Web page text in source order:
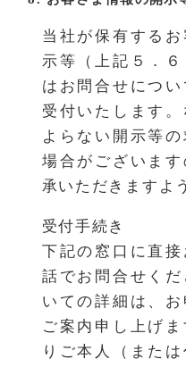
当社が保有する
示等（上記５．
はお問合せにつ
受付いたします
よらない開示等
場合がございま
承いただきますよ
受付手続き
下記の窓口に直
話でお問合せく
いての詳細は、
ご案内申し上げ
りご本人（また